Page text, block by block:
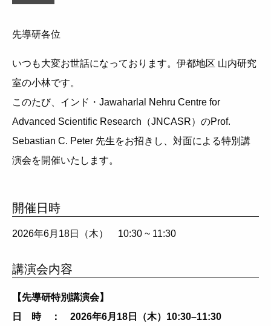
先導研各位
いつも大変お世話になっております。伊都地区 山内研究
室の小林です。
このたび、インド・Jawaharlal Nehru Centre for
Advanced Scientific Research（JNCASR）のProf.
Sebastian C. Peter 先生をお招きし、対面による特別講
演会を開催いたします。
開催日時
2026年6月18日（木） 10:30 ~ 11:30
講演会内容
【先導研特別講演会】
日 時 ： 2026年6月18日（木）10:30–11:30